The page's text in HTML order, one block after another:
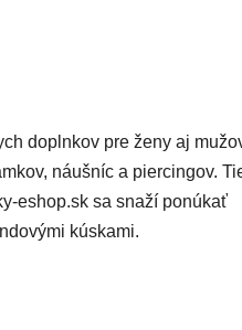
doplnkov pre ženy aj
náušníc a piercingov.
eshop.sk sa snaží ponúkať
kúskami.